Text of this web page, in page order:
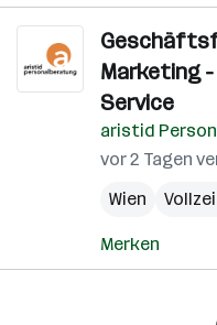
Marketing
Service
aristid
vor 2 Tagen
Wien
Merken